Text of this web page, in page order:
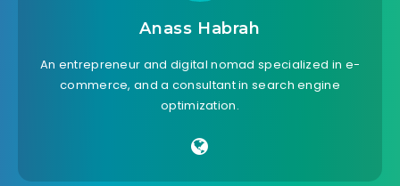
Anass Habrah
An entrepreneur and digital nomad specialized in e-
commerce, and a consultant in search engine
optimization.